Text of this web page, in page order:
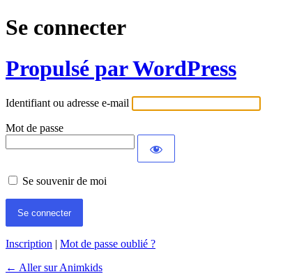
Se connecter
Propulsé par WordPress
Identifiant ou adresse e-mail
Mot de passe
Se souvenir de moi
Inscription | Mot de passe oublié ?
← Aller sur Animkids